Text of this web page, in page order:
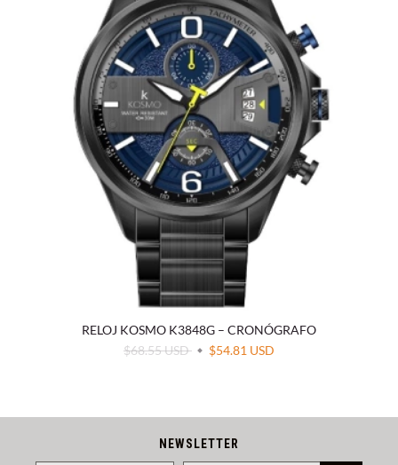
RELOJ KOSMO K3848G – CRONÓGRAFO
$68.55 USD
$54.81 USD
NEWSLETTER